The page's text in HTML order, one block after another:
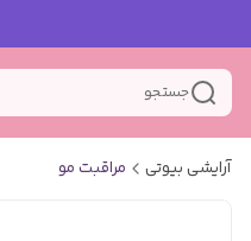
جستجو
آرایشی بیوتی مراقبت مو